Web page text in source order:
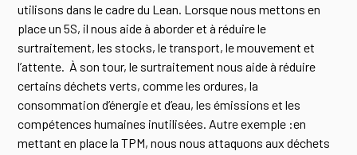
utilisons dans le cadre du Lean. Lorsque nous mettons en
place un 5S, il nous aide à aborder et à réduire le
surtraitement, les stocks, le transport, le mouvement et
l’attente. À son tour, le surtraitement nous aide à réduire
certains déchets verts, comme les ordures, la
consommation d’énergie et d’eau, les émissions et les
compétences humaines inutilisées. Autre exemple :en
mettant en place la TPM, nous nous attaquons aux déchets